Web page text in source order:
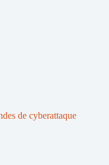
de cyberattaque